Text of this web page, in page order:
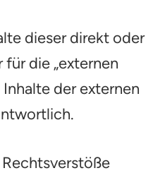
dieser direkt oder
die „externen
der externen